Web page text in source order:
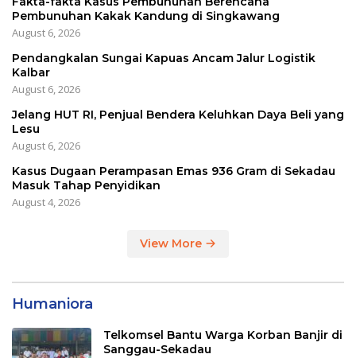
Pembunuhan Kakak Kandung di Singkawang
August 6, 2026
Pendangkalan Sungai Kapuas Ancam Jalur Logistik
Kalbar
August 6, 2026
Jelang HUT RI, Penjual Bendera Keluhkan Daya Beli yang
Lesu
August 6, 2026
Kasus Dugaan Perampasan Emas 936 Gram di Sekadau
Masuk Tahap Penyidikan
August 4, 2026
View More
Humaniora
Telkomsel Bantu Warga Korban Banjir di
Sanggau-Sekadau